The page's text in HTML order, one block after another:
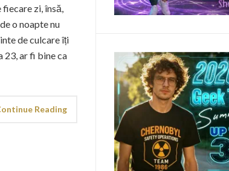
zi, însă,
o noapte nu
de culcare îți
23, ar fi bine ca
Reading